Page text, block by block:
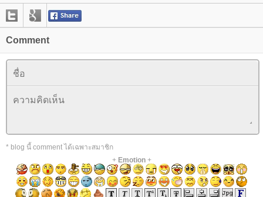
Comment
* blog นี้ comment ได้เฉพาะสมาชิก
+ Emotion+